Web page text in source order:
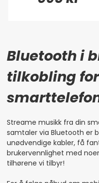
Bluetooth i
tilkobling for
Streame musikk fra din
samtaler via Bluetooth er
unødvendige kabler, få
brukervennlighet med
tilhørene vi tilbyr!